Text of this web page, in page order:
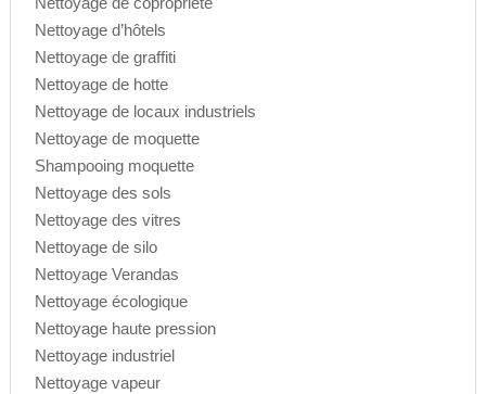
Nettoyage d’hôtels
Nettoyage de graffiti
Nettoyage de hotte
Nettoyage de locaux industriels
Nettoyage de moquette
Shampooing moquette
Nettoyage des sols
Nettoyage des vitres
Nettoyage de silo
Nettoyage Verandas
Nettoyage écologique
Nettoyage haute pression
Nettoyage industriel
Nettoyage vapeur